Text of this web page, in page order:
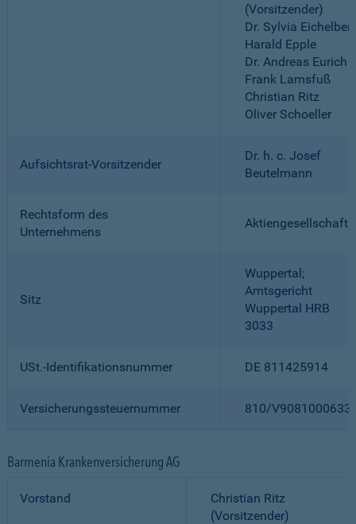
(Vorsitzender)
Dr. Sylvia
Harald Epple
Dr. Andreas Eurich
Frank Lamsfuß
Christian Ritz
Oliver Schoeller
Aufsichtsrat-Vorsitzender
Dr. h. c. Josef
Beutelmann
Rechtsform des
Unternehmens
Aktiengesellschaft
Sitz
Wuppertal;
Amtsgericht
Wuppertal HRB
3033
USt.-Identifikationsnummer DE 811425914
Versicherungssteuernummer 810/
Barmenia Krankenversicherung AG
Vorstand
Christian Ritz
(Vorsitzender)